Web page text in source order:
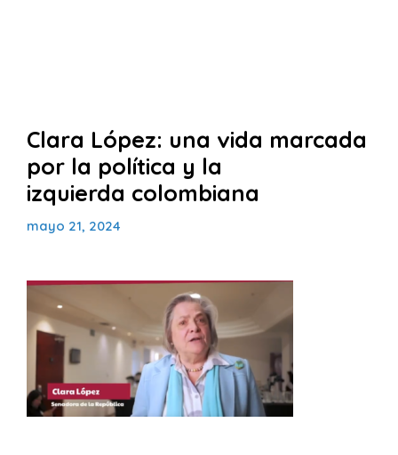
Clara López: una vida marcada
por la política y la
izquierda colombiana
mayo 21, 2024